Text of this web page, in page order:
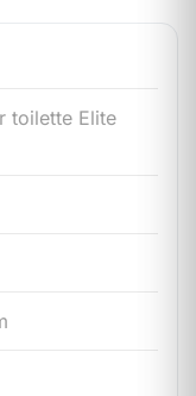
toilette Elite